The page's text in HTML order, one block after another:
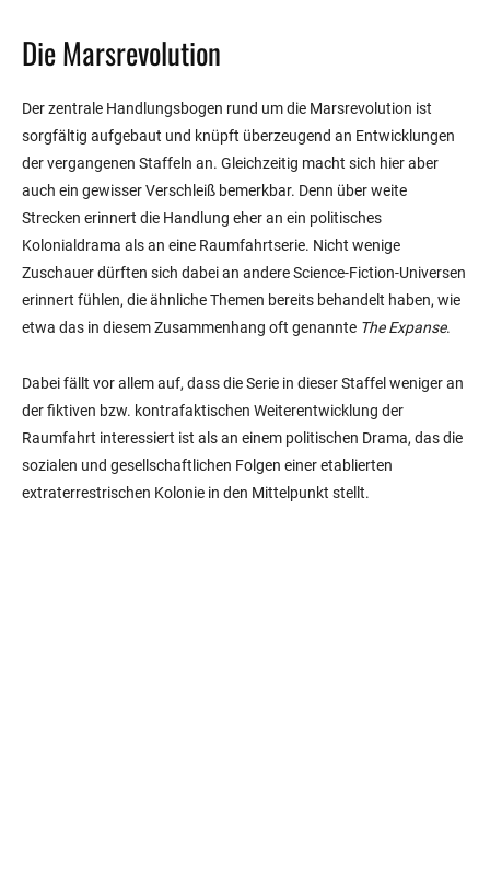
Die Marsrevolution
Der zentrale Handlungsbogen rund um die Marsrevolution ist
sorgfältig aufgebaut und knüpft überzeugend an Entwicklungen
der vergangenen Staffeln an. Gleichzeitig macht sich hier aber
auch ein gewisser Verschleiß bemerkbar. Denn über weite
Strecken erinnert die Handlung eher an ein politisches
Kolonialdrama als an eine Raumfahrtserie. Nicht wenige
Zuschauer dürften sich dabei an andere Science-Fiction-Universen
erinnert fühlen, die ähnliche Themen bereits behandelt haben, wie
etwa das in diesem Zusammenhang oft genannte The Expanse.
Dabei fällt vor allem auf, dass die Serie in dieser Staffel weniger an
der fiktiven bzw. kontrafaktischen Weiterentwicklung der
Raumfahrt interessiert ist als an einem politischen Drama, das die
sozialen und gesellschaftlichen Folgen einer etablierten
extraterrestrischen Kolonie in den Mittelpunkt stellt.